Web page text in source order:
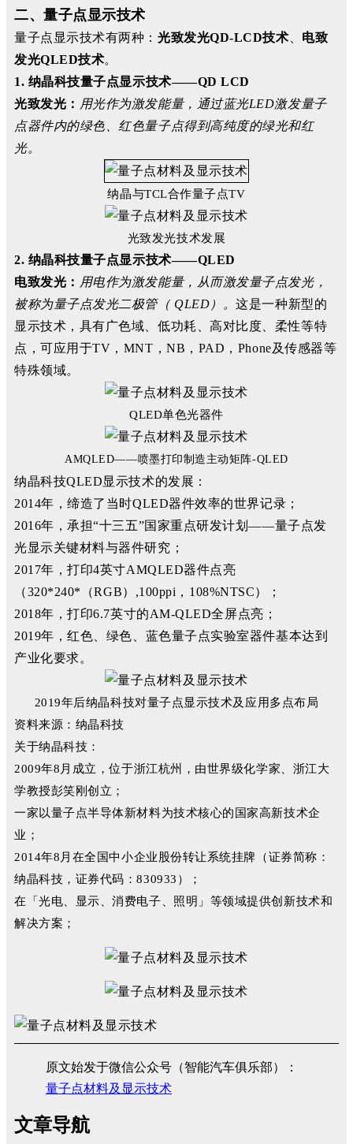
二、量子点显示技术
量子点显示技术有两种： 光致发光QD-LCD技术
电致
发光QLED技术。
1. 纳晶科技量子点显示技术——QD LCD
光致发光： 用光作为激发能量，通过蓝光LED激发量子
点器件内的绿色、红色量子点得到高纯度的绿光和红
光。
纳晶与TCL合作量子点TV
光致发光技术发展
2. 纳晶科技量子点显示技术——QLED
电致发光： 用电作为激发能量，从而激发量子点发光，
被称为量子点发光二极管（ QLED）。这是一种新型的
显示技术，具有广色域、低功耗、高对比度、柔性等特
点，可应用于TV，MNT，NB，PAD，Phone及传感器等
特殊领域。
QLED单色光器件
AMQLED——喷墨打印制造主动矩阵-QLED
纳晶科技QLED显示技术的发展：
2014年，缔造了当时QLED器件效率的世界记录；
2016年，承担“十三五”国家重点研发计划——量子点发
光显示关键材料与器件研究；
2017年，打印4英寸AMQLED器件点亮
（320*240*（RGB）,100ppi，108%NTSC）；
2018年，打印6.7英寸的AM-QLED全屏点亮；
2019年，红色、绿色、蓝色量子点实验室器件基本达到
产业化要求。
2019年后纳晶科技对量子点显示技术及应用多点布局
资料来源：纳晶科技
关于纳晶科技：
2009年8月成立，位于浙江杭州，由世界级化学家、浙江大
学教授彭笑刚创立；
一家以量子点半导体新材料为技术核心的国家高新技术企
业；
2014年8月在全国中小企业股份转让系统挂牌（证券简称：
纳晶科技，证券代码：830933）；
在「光电、显示、消费电子、照明」等领域提供创新技术和
解决方案；
原文始发于微信公众号（智能汽车俱乐部）：
量子点材料及显示技术
文章导航